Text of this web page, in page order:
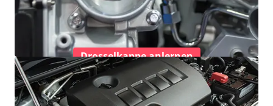
Drosselkappe anlernen